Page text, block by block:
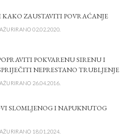
KAKO ZAUSTAVITI POVRAĆANJE
02.02.2020.
POKVARENU SIRENU I
NEPRESTANO TRUBLJENJE
26.04.2016.
SLOMLJENOG I NAPUKNUTOG
18.01.2024.